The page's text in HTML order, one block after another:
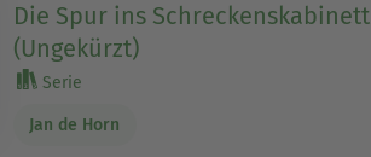
Die Spur ins Schreckenskabinett
(Ungekürzt)
Serie
Jan de Horn